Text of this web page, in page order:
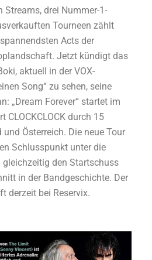
drei Nummer-1-
Tourneen zählt
Acts der
Jetzt kündigt das
aktuell in der VOX-
Song“ zu sehen, seine
„Dream Forever“ startet im
CLOCKCLOCK durch 15
Österreich. Die neue Tour
Schlusspunkt unter die
gleichzeitig den Startschuss
in der Bandgeschichte. Der
derzeit bei Reservix.